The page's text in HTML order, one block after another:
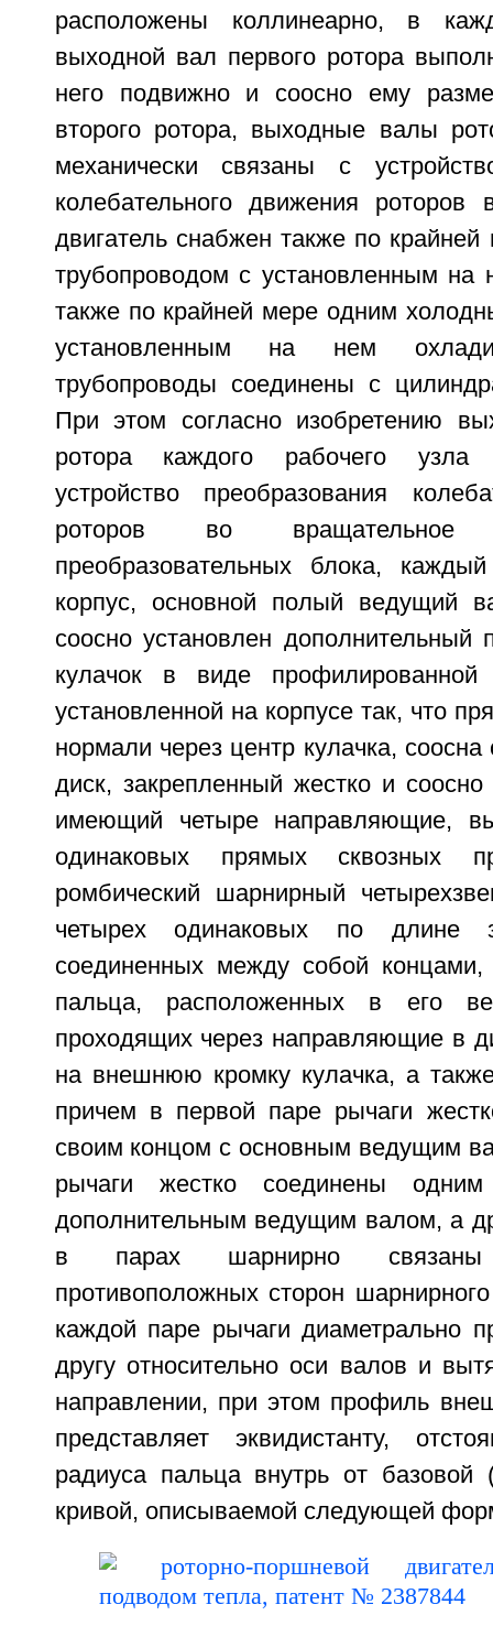
расположены коллинеарно, в
выходной вал первого ротора
него подвижно и соосно ему
второго ротора, выходные валы
механически связаны с
колебательного движения роторов
двигатель снабжен также по
трубопроводом с установленным на
также по крайней мере одним
установленным на нем
трубопроводы соединены с
При этом согласно изобретению
ротора каждого рабочего
устройство преобразования
роторов во
преобразовательных блока,
корпус, основной полый ведущий
соосно установлен
кулачок в виде профилированной
установленной на корпусе так, что
нормали через центр кулачка,
диск, закрепленный жестко и
имеющий четыре направляющие,
одинаковых прямых сквозных
ромбический шарнирный
четырех одинаковых по длине
соединенных между собой
пальца, расположенных в его
проходящих через направляющие в
на внешнюю кромку кулачка, а
причем в первой паре рычаги
своим концом с основным ведущим
рычаги жестко соединены
дополнительным ведущим валом, а
в парах шарнирно
противоположных сторон
каждой паре рычаги диаметрально
другу относительно оси валов и
направлении, при этом профиль
представляет эквидистанту,
радиуса пальца внутрь от базовой
кривой, описываемой следующей